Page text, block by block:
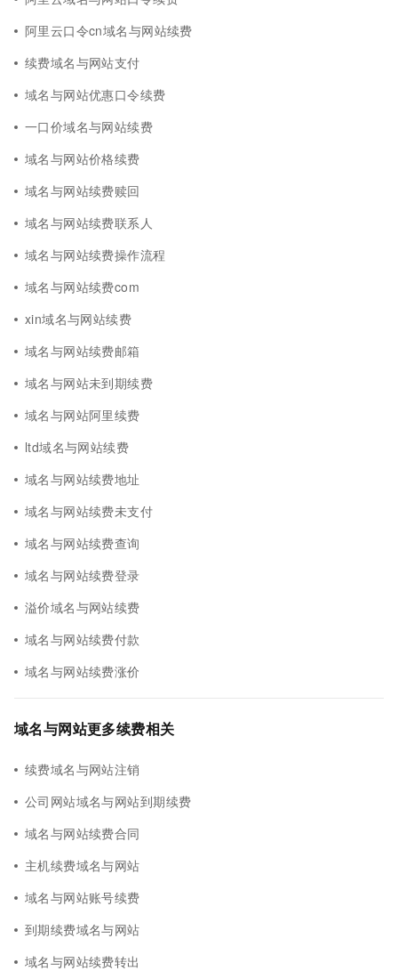
阿里云口令cn域名与网站续费
续费域名与网站支付
域名与网站优惠口令续费
一口价域名与网站续费
域名与网站价格续费
域名与网站续费赎回
域名与网站续费联系人
域名与网站续费操作流程
域名与网站续费com
xin域名与网站续费
域名与网站续费邮箱
域名与网站未到期续费
域名与网站阿里续费
ltd域名与网站续费
域名与网站续费地址
域名与网站续费未支付
域名与网站续费查询
域名与网站续费登录
溢价域名与网站续费
域名与网站续费付款
域名与网站续费涨价
域名与网站更多续费相关
续费域名与网站注销
公司网站域名与网站到期续费
域名与网站续费合同
主机续费域名与网站
域名与网站账号续费
到期续费域名与网站
域名与网站续费转出